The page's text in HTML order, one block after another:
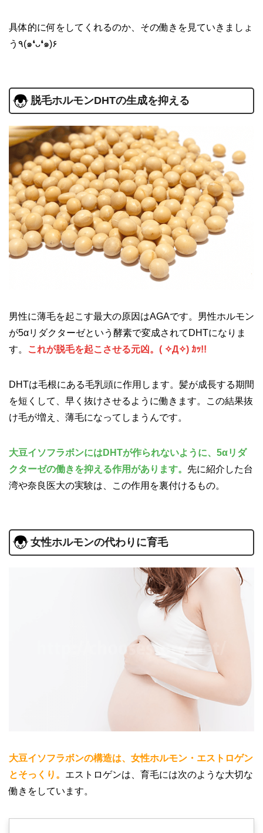
具体的に何をしてくれるのか、その働きを見ていきましょ
う٩(๑❛ᴗ❛๑)۶
脱毛ホルモンDHTの生成を抑える
男性に薄毛を起こす最大の原因はAGAです。男性ホルモン
が5αリダクターゼという酵素で変成されてDHTになりま
す。
これが脱毛を起こさせる元凶。( ✧Д✧) ｶｯ!!
DHTは毛根にある毛乳頭に作用します。髪が成長する期間
を短くして、早く抜けさせるように働きます。この結果抜
け毛が増え、薄毛になってしまうんです。
大豆イソフラボンにはDHTが作られないように、5αリダ
クターゼの働きを抑える作用があります。 先に紹介した台
湾や奈良医大の実験は、この作用を裏付けるもの。
女性ホルモンの代わりに育毛
大豆イソフラボンの構造は、女性ホルモン・エストロゲン
とそっくり。 エストロゲンは、育毛には次のような大切な
働きをしています。